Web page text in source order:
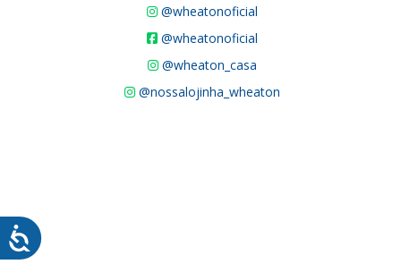
@wheatonoficial
@wheatonoficial
@wheaton_casa
@nossalojinha_wheaton